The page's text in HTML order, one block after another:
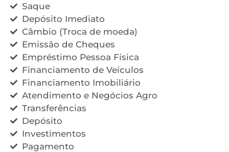
Saque
Depósito Imediato
Câmbio (Troca de moeda)
Emissão de Cheques
Empréstimo Pessoa Física
Financiamento de Veículos
Financiamento Imobiliário
Atendimento e Negócios Agro
Transferências
Depósito
Investimentos
Pagamento